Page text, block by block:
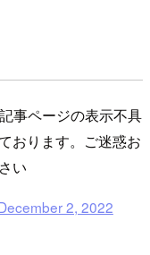
事ページの表示不具
おります。ご迷惑お
い
2, 2022